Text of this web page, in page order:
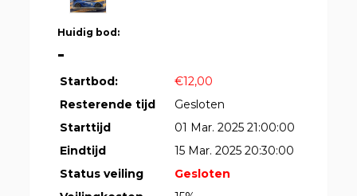
Huidig bod:
-
Startbod:
€12,00
Resterende tijd
Gesloten
Starttijd
01 Mar. 2025 21:00:00
Eindtijd
15 Mar. 2025 20:30:00
Status veiling
Gesloten